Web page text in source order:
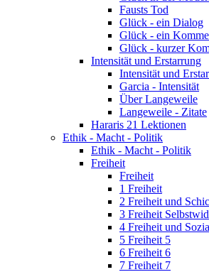
Fausts Tod
Glück - ein Dialog
Glück - ein
Glück - kurzer
Intensität und Erstarrung
Intensität und
Garcia - Intensität
Über Langeweile
Langeweile - Zitate
Hararis 21 Lektionen
Ethik - Macht - Politik
Ethik - Macht - Politik
Freiheit
Freiheit
1 Freiheit
2 Freiheit und
3 Freiheit
4 Freiheit und
5 Freiheit 5
6 Freiheit 6
7 Freiheit 7